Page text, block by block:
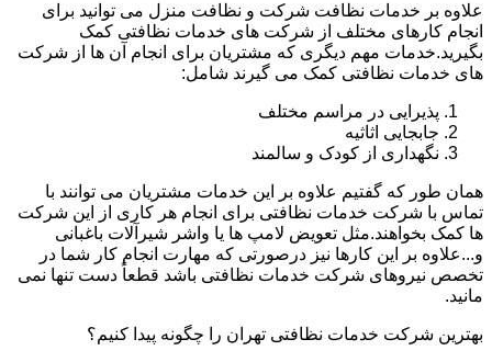
علاوه بر خدمات نظافت شرکت و نظافت منزل می توانید برای
انجام کارهای مختلف از شرکت های خدمات نظافتی کمک
بگیرید.خدمات مهم دیگری که مشتریان برای انجام آن ها از شرکت
های خدمات نظافتی کمک می گیرند شامل:
پذیرایی در مراسم مختلف
جابجایی اثاثیه
نگهداری از کودک و سالمند
همان طور که گفتیم علاوه بر این خدمات مشتریان می توانند با
تماس با شرکت خدمات نظافتی برای انجام هر کاری از این شرکت
ها کمک بخواهند.مثل تعویض لامپ ها یا واشر شیرآلات باغبانی
و...علاوه بر این کارها نیز درصورتی که مهارت انجام کار شما در
تخصص نیروهای شرکت خدمات نظافتی باشد قطعاً دست تنها نمی
مانید.
بهترین شرکت خدمات نظافتی تهران را چگونه پیدا کنیم؟